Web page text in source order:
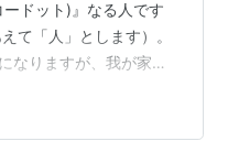
ドット)』なる人です
て「人」とします）。
なりますが、我が家に
になると「寝る時間
私はAmazon Prime会